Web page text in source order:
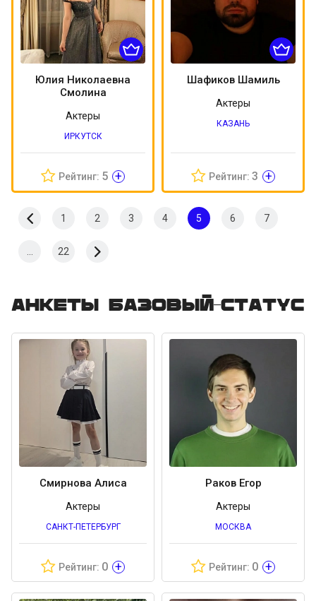
Юлия Николаевна
Смолина
Актеры
ИРКУТСК
Рейтинг: 5 +
Шафиков Шамиль
Актеры
КАЗАНЬ
Рейтинг: 3 +
1 2 3 4 5 6 7
22
Анкеты Базовый-статус
Смирнова Алиса
Актеры
САНКТ-ПЕТЕРБУРГ
Рейтинг: 0 +
Раков Егор
Актеры
МОСКВА
Рейтинг: 0 +